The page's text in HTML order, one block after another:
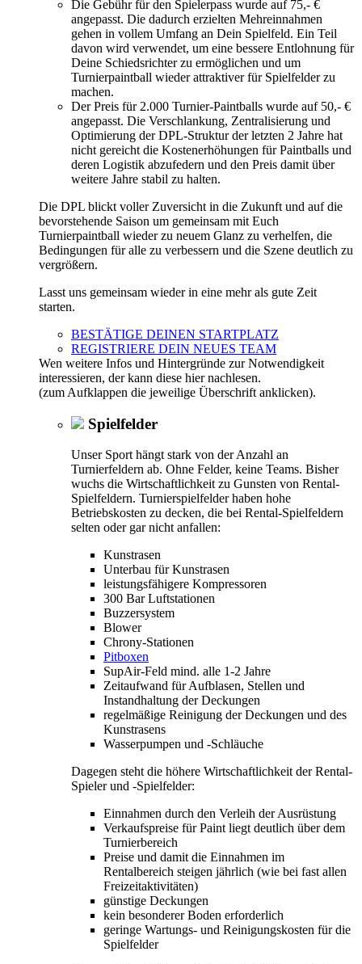
Die Gebühr für den Spielerpass wurde auf 75,- €
angepasst. Die dadurch erzielten Mehreinnahmen
gehen in vollem Umfang an Dein Spielfeld. Ein Teil
davon wird verwendet, um eine bessere Entlohnung für
Deine Schiedsrichter zu ermöglichen und um
Turnierpaintball wieder attraktiver für Spielfelder zu
machen.
Der Preis für 2.000 Turnier-Paintballs wurde auf 50,- €
angepasst. Die Verschlankung, Zentralisierung und
Optimierung der DPL-Struktur der letzten 2 Jahre hat
nicht gereicht die Kostenerhöhungen für Paintballs und
deren Logistik abzufedern und den Preis damit über
weitere Jahre stabil zu halten.
Die DPL blickt voller Zuversicht in die Zukunft und auf die
bevorstehende Saison um gemeinsam mit Euch
Turnierpaintball wieder zu neuem Glanz zu verhelfen, die
Bedingungen für alle zu verbessern und die Szene deutlich zu
vergrößern.
Lasst uns gemeinsam wieder in eine mehr als gute Zeit
starten.
BESTÄTIGE DEINEN STARTPLATZ
REGISTRIERE DEIN NEUES TEAM
Wen weitere Infos und Hintergründe zur Notwendigkeit
interessieren, der kann diese hier nachlesen.
(zum Aufklappen die jeweilige Überschrift anklicken).
Spielfelder
Unser Sport hängt stark von der Anzahl an
Turnierfeldern ab. Ohne Felder, keine Teams. Bisher
wuchs die Wirtschaftlichkeit zu Gunsten von Rental-
Spielfeldern. Turnierspielfelder haben hohe
Betriebskosten zu decken, die bei Rental-Spielfeldern
selten oder gar nicht anfallen:
Kunstrasen
Unterbau für Kunstrasen
leistungsfähigere Kompressoren
300 Bar Luftstationen
Buzzersystem
Blower
Chrony-Stationen
Pitboxen
SupAir-Feld mind. alle 1-2 Jahre
Zeitaufwand für Aufblasen, Stellen und
Instandhaltung der Deckungen
regelmäßige Reinigung der Deckungen und des
Kunstrasens
Wasserpumpen und -Schläuche
Dagegen steht die höhere Wirtschaftlichkeit der Rental-
Spieler und -Spielfelder:
Einnahmen durch den Verleih der Ausrüstung
Verkaufspreise für Paint liegt deutlich über dem
Turnierbereich
Preise und damit die Einnahmen im
Rentalbereich steigen jährlich (wie bei fast allen
Freizeitaktivitäten)
günstige Deckungen
kein besonderer Boden erforderlich
geringe Wartungs- und Reinigungskosten für die
Spielfelder